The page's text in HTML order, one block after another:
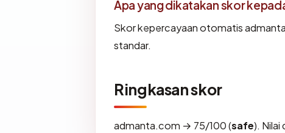
Apa yang dikatakan skor
Skor kepercayaan otomatis
standar.
Ringkasan skor
admanta.com → 75/100 (safe). Nilai